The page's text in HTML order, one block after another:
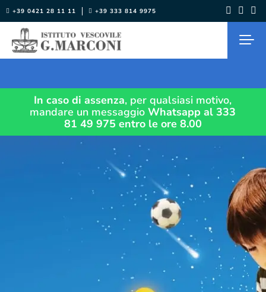
Salta
al
contenuto
+39 0421 28 11 11 +39 333 814 9975
In caso di assenza, per qualsiasi motivo,
mandare un messaggioWhatsapp al 333
81 49 975 entro le ore 8.00